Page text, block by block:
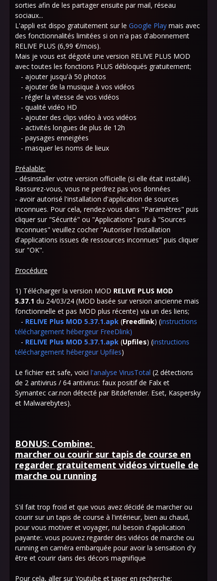
sorties afin de les partager ensuite par mail, réseau
sociaux...
L'appli est dispo gratuitement sur le Google Play mais avec
des fonctionnalités limitées si on n'a pas d'abonnement
RELIVE PLUS (6,99 €/mois).
Mais je vous est dégoté une version RELIVE PLUS MOD
avec toutes les fonctions PLUS débloqués gratuitement;
- ajouter jusqu'à 50 photos
- ajouter de la musique à vos vidéos
- régler la vitesse de vos vidéos
- qualité vidéo HD
- ajouter des clips vidéo à vos vidéos
- activités longues de plus de 12h
- paysages enneigées
- masquer les noms de lieux
Préalable:
- désinstaller votre version officielle (si elle était installé).
Rassurez-vous, vous ne perdrez pas vos données
- avoir autorisé l'installation d'application de sources
inconnues. Pour cela, rendez-vous dans "Paramètres" puis
cliquer sur "Sécurité" ou "Applications" puis à "Sources
Inconnues" veuillez cocher "Autoriser l'installation
d'applications issues de ressources inconnues" puis cliquer
sur "OK".
Procédure
1) Télécharger la version MOD RELIVE PLUS MOD
5.37.1 du 24/03/24 (MOD basée sur version ancienne mais
fonctionnelle et pas MOD plus récente) via un des liens;
- RELIVE Plus MOD 5.37.1.apk (Freedlink) (instructions
téléchargement hébergeur FreeDlink)
- RELIVE Plus MOD 5.37.1.apk (Upfiles) (instructions
téléchargement hébergeur Upfiles)
Le fichier est safe, voici l'analyse VirusTotal (2 détections
de 2 antivirus / 64 antivirus: faux positif de Falx et
Symantec car.non détecté par Bitdefender. Eset, Kaspersky
et Malwarebytes).
BONUS: Combine:
marcher ou courir sur tapis de course en
regarder gratuitement vidéos virtuelle de
marche ou running
S'il fait trop froid et que vous avez décidé de marcher ou
courir sur un tapis de course à l'intérieur, bien au chaud,
pour vous motiver et voyager, nul besoin d'application
payante:. vous pouvez regarder des vidéos de marche ou
running en caméra embarquée pour avoir la sensation d'y
être et courir dans des décors magnifique
Pour cela, aller sur Youtube et taper en recherche: